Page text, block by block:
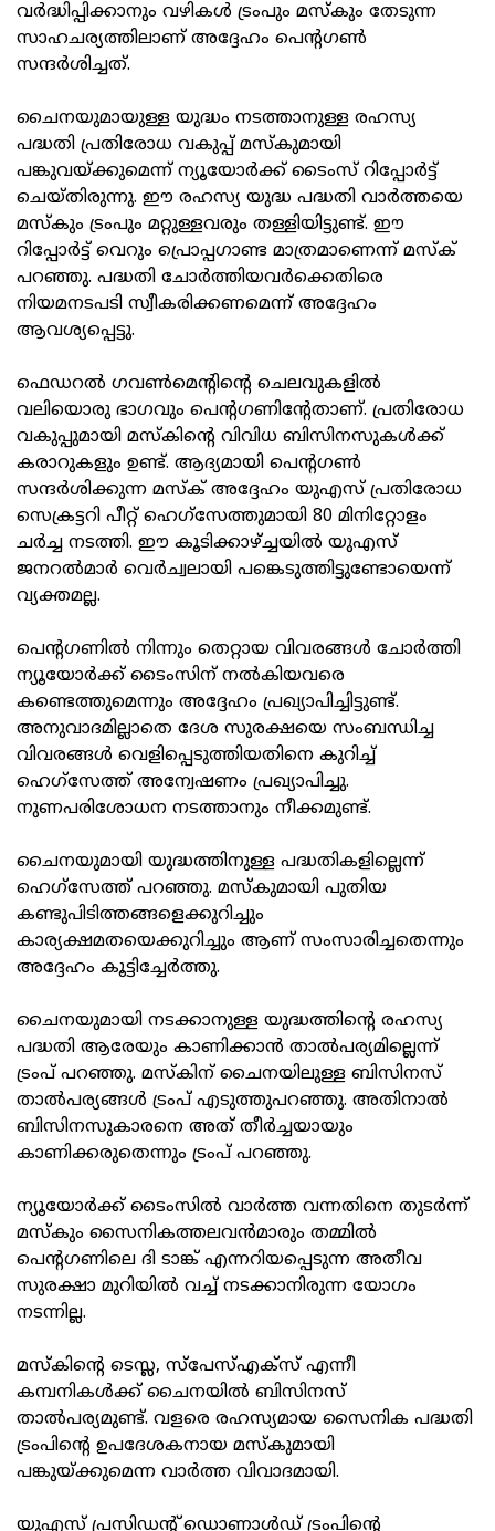
വര്‍ദ്ധിപ്പിക്കാനും വഴികള്‍ ട്രംപും മസ്‌കും തേടുന്ന
സാഹചര്യത്തിലാണ് അദ്ദേഹം പെന്റഗണ്‍
സന്ദര്‍ശിച്ചത്.
ചൈനയുമായുള്ള യുദ്ധം നടത്താനുള്ള രഹസ്യ
പദ്ധതി പ്രതിരോധ വകുപ്പ് മസ്‌കുമായി
പങ്കുവയ്ക്കുമെന്ന് ന്യൂയോര്‍ക്ക് ടൈംസ് റിപ്പോര്‍ട്ട്
ചെയ്തിരുന്നു. ഈ രഹസ്യ യുദ്ധ പദ്ധതി വാര്‍ത്തയെ
മസ്‌കും ട്രംപും മറ്റുള്ളവരും തള്ളിയിട്ടുണ്ട്. ഈ
റിപ്പോര്‍ട്ട് വെറും പ്രൊപ്പഗാണ്ട മാത്രമാണെന്ന് മസ്‌ക്
പറഞ്ഞു. പദ്ധതി ചോര്‍ത്തിയവര്‍ക്കെതിരെ
നിയമനടപടി സ്വീകരിക്കണമെന്ന് അദ്ദേഹം
ആവശ്യപ്പെട്ടു.
ഫെഡറല്‍ ഗവണ്‍മെന്റിന്റെ ചെലവുകളില്‍
വലിയൊരു ഭാഗവും പെന്റഗണിന്റേതാണ്. പ്രതിരോധ
വകുപ്പുമായി മസ്‌കിന്റെ വിവിധ ബിസിനസുകള്‍ക്ക്
കരാറുകളും ഉണ്ട്. ആദ്യമായി പെന്റഗണ്‍
സന്ദര്‍ശിക്കുന്ന മസ്‌ക് അദ്ദേഹം യുഎസ് പ്രതിരോധ
സെക്രട്ടറി പീറ്റ് ഹെഗ്‌സേത്തുമായി 80 മിനിറ്റോളം
ചര്‍ച്ച നടത്തി. ഈ കൂടിക്കാഴ്ച്ചയില്‍ യുഎസ്
ജനറല്‍മാര്‍ വെര്‍ച്വലായി പങ്കെടുത്തിട്ടുണ്ടോയെന്ന്
വ്യക്തമല്ല.
പെന്റഗണില്‍ നിന്നും തെറ്റായ വിവരങ്ങള്‍ ചോര്‍ത്തി
ന്യൂയോര്‍ക്ക് ടൈംസിന് നല്‍കിയവരെ
കണ്ടെത്തുമെന്നും അദ്ദേഹം പ്രഖ്യാപിച്ചിട്ടുണ്ട്.
അനുവാദമില്ലാതെ ദേശ സുരക്ഷയെ സംബന്ധിച്ച
വിവരങ്ങള്‍ വെളിപ്പെടുത്തിയതിനെ കുറിച്ച്
ഹെഗ്‌സേത്ത് അന്വേഷണം പ്രഖ്യാപിച്ചു.
നുണപരിശോധന നടത്താനും നീക്കമുണ്ട്.
ചൈനയുമായി യുദ്ധത്തിനുള്ള പദ്ധതികളില്ലെന്ന്
ഹെഗ്‌സേത്ത് പറഞ്ഞു. മസ്‌കുമായി പുതിയ
കണ്ടുപിടിത്തങ്ങളെക്കുറിച്ചും
കാര്യക്ഷമതയെക്കുറിച്ചും ആണ് സംസാരിച്ചതെന്നും
അദ്ദേഹം കൂട്ടിച്ചേര്‍ത്തു.
ചൈനയുമായി നടക്കാനുള്ള യുദ്ധത്തിന്റെ രഹസ്യ
പദ്ധതി ആരേയും കാണിക്കാന്‍ താല്‍പര്യമില്ലെന്ന്
ട്രംപ് പറഞ്ഞു. മസ്‌കിന് ചൈനയിലുള്ള ബിസിനസ്
താല്‍പര്യങ്ങള്‍ ട്രംപ് എടുത്തുപറഞ്ഞു. അതിനാല്‍
ബിസിനസുകാരനെ അത് തീര്‍ച്ചയായും
കാണിക്കരുതെന്നും ട്രംപ് പറഞ്ഞു.
ന്യൂയോര്‍ക്ക് ടൈംസില്‍ വാര്‍ത്ത വന്നതിനെ തുടര്‍ന്ന്
മസ്‌കും സൈനികത്തലവന്‍മാരും തമ്മില്‍
പെന്റഗണിലെ ദി ടാങ്ക് എന്നറിയപ്പെടുന്ന അതീവ
സുരക്ഷാ മുറിയില്‍ വച്ച് നടക്കാനിരുന്ന യോഗം
നടന്നില്ല.
മസ്‌കിന്റെ ടെസ്ല, സ്‌പേസ്എക്‌സ് എന്നീ
കമ്പനികള്‍ക്ക് ചൈനയില്‍ ബിസിനസ്
താല്‍പര്യമുണ്ട്. വളരെ രഹസ്യമായ സൈനിക പദ്ധതി
ട്രംപിന്റെ ഉപദേശകനായ മസ്‌കുമായി
പങ്കുയ്ക്കുമെന്ന വാര്‍ത്ത വിവാദമായി.
യുഎസ് പ്രസിഡന്റ് ഡൊണാള്‍ഡ് ട്രംപിന്റെ